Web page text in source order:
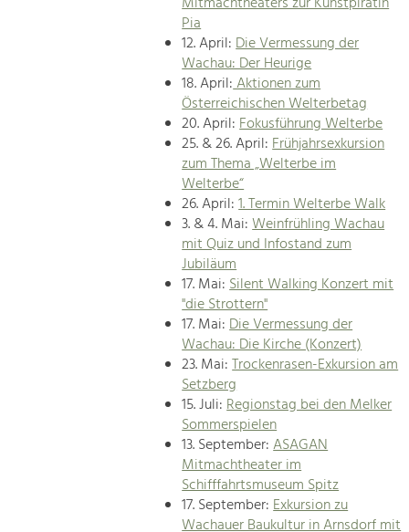
Pia
12. April:Die Vermessung der
Wachau: Der Heurige
18. April:Aktionen zum
Österreichischen Welterbetag
20. April:Fokusführung Welterbe
25. & 26. April:Frühjahrsexkursion
zum Thema „Welterbe im
Welterbe“
26. April:1. Termin Welterbe Walk
3. & 4. Mai:Weinfrühling Wachau
mit Quiz und Infostand zum
Jubiläum
17. Mai:Silent Walking Konzert mit
"die Strottern"
17. Mai:Die Vermessung der
Wachau: Die Kirche (Konzert)
23. Mai:Trockenrasen-Exkursion am
Setzberg
15. Juli:Regionstag bei den Melker
Sommerspielen
13. September:ASAGAN
Mitmachtheater im
Schifffahrtsmuseum Spitz
17. September:Exkursion zu
Wachauer Baukultur in Arnsdorf mit